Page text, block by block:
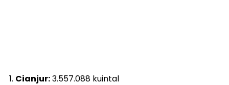
Cianjur:3.557.088 kuintal